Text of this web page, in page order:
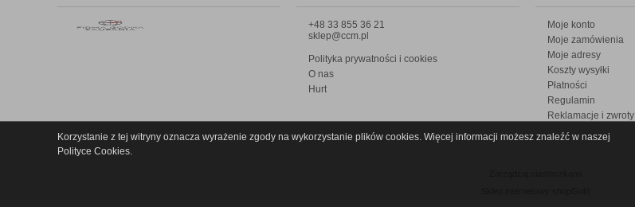
+48 33 855 36 21
sklep@ccm.pl
Polityka prywatności i cookies
O nas
Hurt
Moje konto
Moje zamówienia
Moje adresy
Koszty wysyłki
Płatności
Regulamin
Reklamacje i zwroty
Korzystanie z tej witryny oznacza wyrażenie zgody na wykorzystanie plików cookies. Więcej informacji możesz znaleźć w naszej
Polityce Cookies.